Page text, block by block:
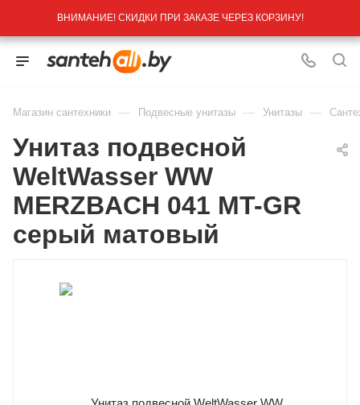
ВНИМАНИЕ! СКИДКИ ПРИ ЗАКАЗЕ ЧЕРЕЗ КОРЗИНУ!
Магазин сантехники — Подвесные унитазы — Унитазы —
Унитаз подвесной
WeltWasser WW
MERZBACH 041 MT-GR
серый матовый